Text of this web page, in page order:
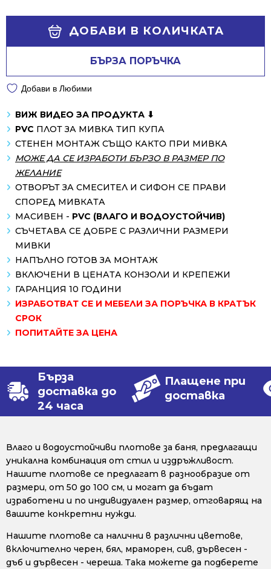
ДОБАВИ В КОЛИЧКАТА
БЪРЗА ПОРЪЧКА
Добави в Любими
ВИЖ ВИДЕО ЗА ПРОДУКТА ⬇
PVC ПЛОТ ЗА МИВКА ТИП КУПА
СТЕНЕН МОНТАЖ СЪЩО КАКТО ПРИ МИВКА
МОЖЕ ДА СЕ ИЗРАБОТИ БЪРЗО В РАЗМЕР ПО
ЖЕЛАНИЕ
ОТВОРЪТ ЗА СМЕСИТЕЛ И СИФОН СЕ ПРАВИ
СПОРЕД МИВКАТА
МАСИВЕН - PVC (ВЛАГО И ВОДОУСТОЙЧИВ)
СЪЧЕТАВА СЕ ДОБРЕ С РАЗЛИЧНИ РАЗМЕРИ
МИВКИ
НАПЪЛНО ГОТОВ ЗА МОНТАЖ
ВКЛЮЧЕНИ В ЦЕНАТА КОНЗОЛИ И КРЕПЕЖИ
ГАРАНЦИЯ 10 ГОДИНИ
ИЗРАБОТВАТ СЕ И МЕБЕЛИ ЗА ПОРЪЧКА В КРАТЪК
СРОК
ПОПИТАЙТЕ ЗА ЦЕНА
Бърза
доставка до
24 часа
Плащене при
доставка
Влаго и водоустойчиви плотове за баня, предлагащи
уникална комбинация от стил и издръжливост.
Нашите плотове се предлагат в разнообразие от
размери, от 50 до 100 см, и могат да бъдат
изработени и по индивидуален размер, отговарящ на
вашите конкретни нужди.
Нашите плотове са налични в различни цветове,
включително черен, бял, мраморен, сив, дървесен -
дъб и дървесен - череша. Така можете да подберете